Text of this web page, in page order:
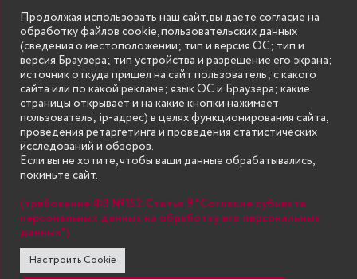
ИНФОРМАЦИЯ ДЛЯ ПРАВООБЛАДАТЕЛЕЙ
Все права на аудио и видео материалы, представленные на нашем сайте
принадлежат их законным владельцам и предназначены только для ознакомления.
Наличие материалов на сайте никаким образом не претендует на обозначение
нашего авторского права на данные материалы. Авторы не несут ответственности
за возможные последствия использования их в целях, запрещенных Уголовным
Кодексом Российской Федерации. Если вы соглашаетесь с указанными
условиями, то можете приступить к просмотру материалов. Иначе вы должны
немедленно покинуть сайт. Все материалы, размещенные на сайте, взяты с
открытых (общедоступных) источников. Если Вы являетесь правообладателем
какого-либо материала, размещённого на этом сайте, и не хотели бы чтобы данная
информация распространялась без Вашего на то согласия, то мы будем рады
оказать Вам содействие, удалив соответствующие страницы. Для этого достаточно,
чтобы вы прислали нам письмо (в электронном виде) с E-mail официального
страницы сайта, которые необходимо удалить.
SECONDARY
MENU
© Государственное бюджетное образовательное учреждение
высшего образования "Нижегородский государственный инженерно-
Продолжая использовать наш сайт, вы даете согласие на
обработку файлов cookie, пользовательских данных
(сведения о местоположении; тип и версия ОС; тип и
версия Браузера; тип устройства и разрешение его экрана;
источник откуда пришел на сайт пользователь; с какого
сайта или по какой рекламе; язык ОС и Браузера; какие
страницы открывает и на какие кнопки нажимает
пользователь; ip-адрес) в целях функционирования сайта,
проведения ретаргетинга и проведения статистических
исследований и обзоров.
Если вы не хотите, чтобы ваши данные обрабатывались,
покиньте сайт.
(требование ФЗ №152. Статья 9 "Согласие субъекта
персональных данных на обработку его персональных
данных")
Настроить Cookie